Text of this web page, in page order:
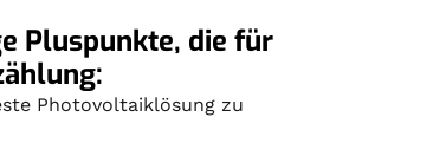
Pluspunkte, die für
Photovoltaiklösung zu